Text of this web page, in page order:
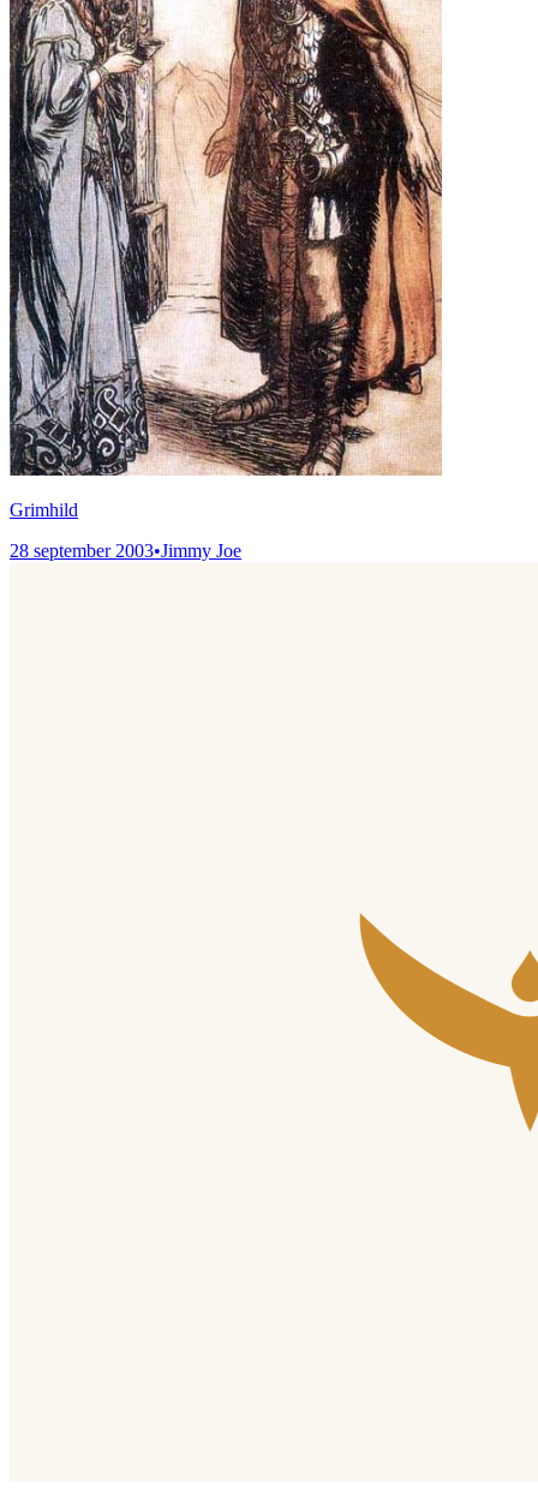
Grimhild
28 september 2003•Jimmy Joe